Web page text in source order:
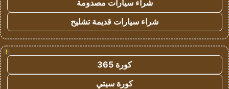
شراء سيارات مصدومة
شراء سيارات قديمة تشليح
!
كورة 365
كورة سيتي